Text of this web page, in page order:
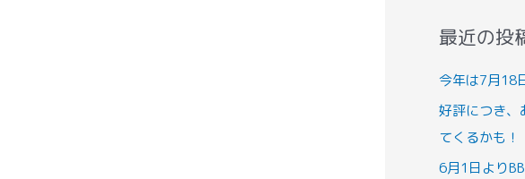
象
:
最近の投
今年は7月18
好評につき、
てくるかも！
6月1日より